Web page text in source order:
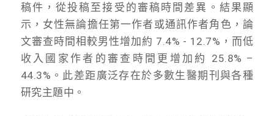
稿件，從投稿至接受的審稿時間差異。結果顯
示，女性無論擔任第一作者或通訊作者角色，論
文審查時間相較男性增加約 7.4% - 12.7%，而低
收入國家作者的審查時間更增加約 25.8% –
44.3%。此差距廣泛存在於多數生醫期刊與各種
研究主題中。